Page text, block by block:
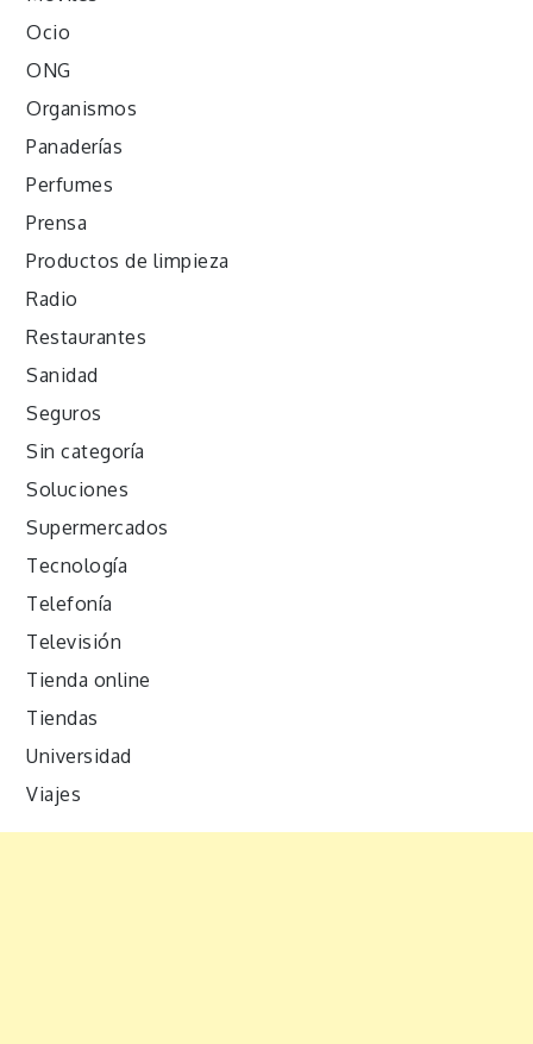
Ocio
ONG
Organismos
Panaderías
Perfumes
Prensa
Productos de limpieza
Radio
Restaurantes
Sanidad
Seguros
Sin categoría
Soluciones
Supermercados
Tecnología
Telefonía
Televisión
Tienda online
Tiendas
Universidad
Viajes